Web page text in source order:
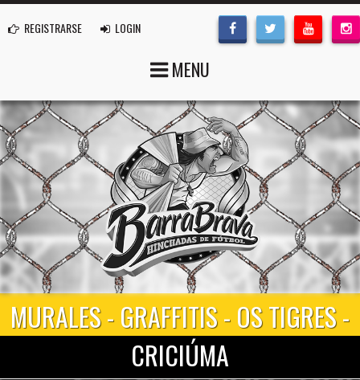
REGISTRARSE LOGIN
MENU
MURALES - GRAFFITIS - OS TIGRES -
CRICIÚMA